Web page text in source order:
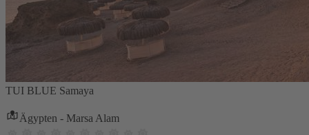
TUI BLUE Samaya
Ägypten - Marsa Alam